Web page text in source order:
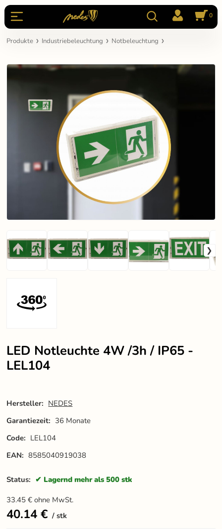
0
Produkte Industriebeleuchtung Notbeleuchtung
LED Notleuchte 4W /3h / IP65 -
LEL104
Hersteller: NEDES
Garantiezeit: 36 Monate
Code: LEL104
EAN: 8585040919038
Status: Lagernd mehr als 500 stk
33.45 €ohne MwSt.
40.14 € stk